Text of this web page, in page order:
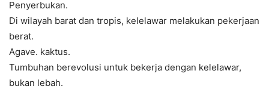
Penyerbukan.
Di wilayah barat dan tropis, kelelawar melakukan pekerjaan
berat.
Agave. kaktus.
Tumbuhan berevolusi untuk bekerja dengan kelelawar,
bukan lebah.